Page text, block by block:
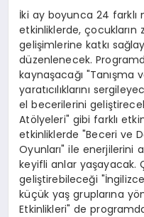
İki ay boyunca 24
etkinliklerde, çocukların
gelişimlerine katkı
düzenlenecek.
kaynaşacağı "Tanışma
yaratıcılıklarını
el becerilerini
Atölyeleri" gibi farklı
etkinliklerde "Beceri ve
Oyunları" ile enerjilerini
keyifli anlar yaşayacak.
geliştirebileceği
küçük yaş gruplarına
Etkinlikleri" de